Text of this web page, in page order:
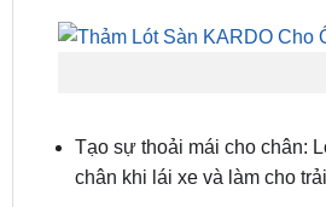
Tạo sự thoải mái cho chân:
chân khi lái xe và làm cho